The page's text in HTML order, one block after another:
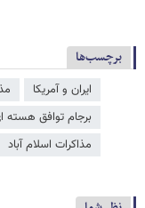
برچسب‌ها
ایران و آمریکا
برجام توافق هسته
مذاکرات اسلام آباد